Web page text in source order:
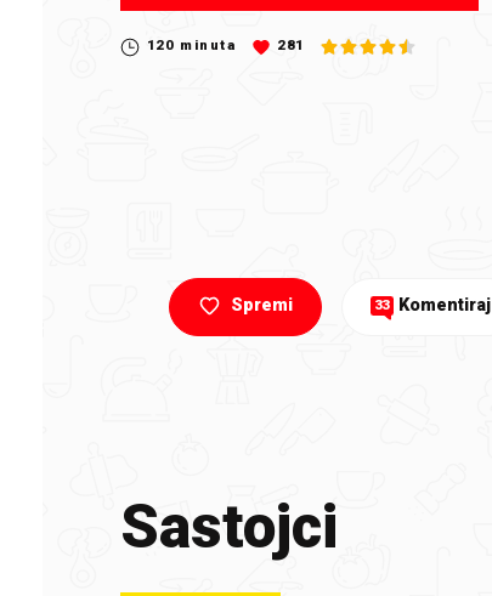
120 minuta 281
Spremi 33 Komentiraj
Sastojci